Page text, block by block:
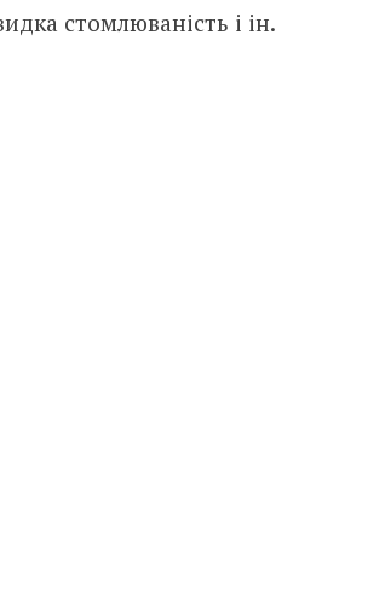
стомлюваність і ін.